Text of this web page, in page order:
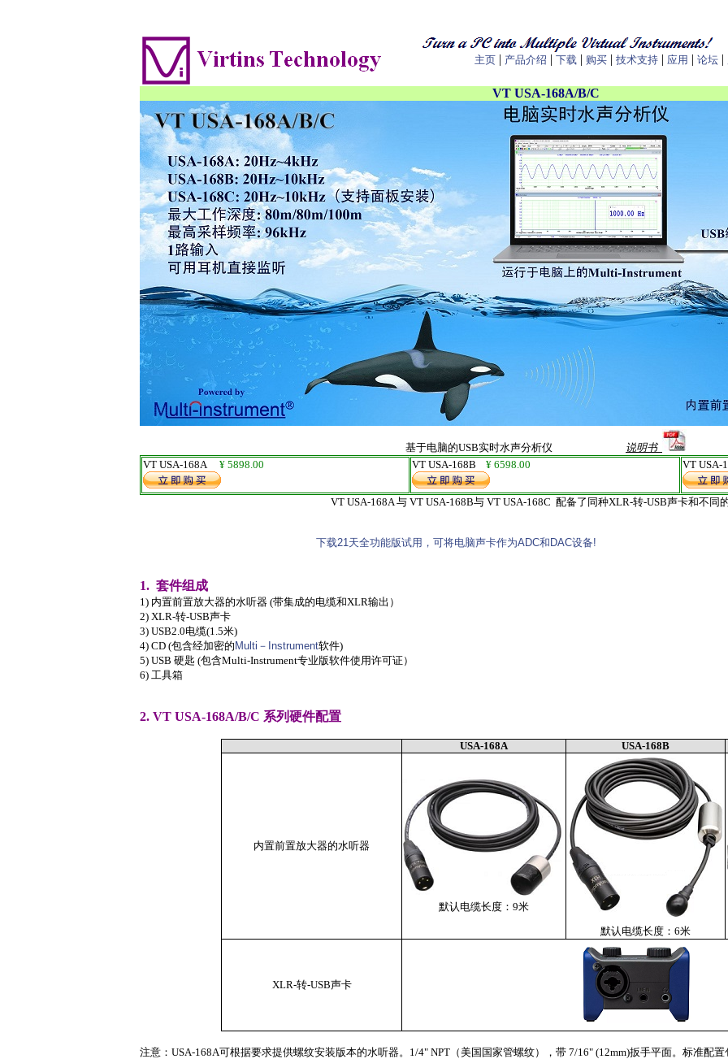
主页| 产品介绍 | 下载 | 购买| 技术支持| 应用 | 论坛|
VT USA-168A/B/C
基于电脑的USB实时水声分析仪
说明书
VT USA-168A ¥ 5898.00 VT USA-168B ¥ 6598.00 VT
VT USA-168A 与 VT USA-168B与 VT USA-168C 配备了 同种XLR-转-USB声卡和不同
下载21天全功能版试用，可将电脑声卡作为ADC和DAC设备!
1. 套件组成
1) 内置前置放大器的水听器 (带集成的电缆和XLR输出）
2) XLR-转-USB声卡
3) USB2.0电缆(1.5米)
4) CD (包含经加密的 Multi－Instrument软件)
5) USB 硬匙 (包含Multi-Instrument专业版软件使用许可证）
6) 工具箱
2. VT USA-168A/B/C 系列硬件配置
USA-168A USA-168B
内置前置放大器的水听器
默认电缆长度：9米
默认电缆长度：6米
XLR-转-USB声卡
注意：USA-168A可根据要求提供螺纹安装版本的水听器。1/4" NPT（美国国家管螺纹），带 7/16" (12mm)扳手平面。标准配